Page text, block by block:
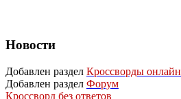
Новости
Добавлен раздел Кроссворды онлайн
Добавлен раздел Форум
Кроссворд без ответов